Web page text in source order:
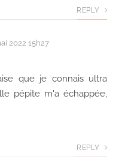
REPLY
2022 15h27
que je connais ultra
pépite m'a échappée,
REPLY